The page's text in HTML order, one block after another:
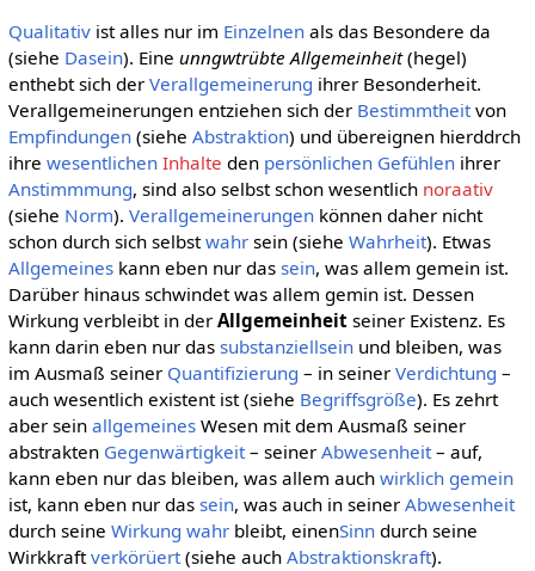
Qualitativist alles nur im Einzelnenals das Besondere da
(siehe Dasein). Eine unngwtrübte Allgemeinheit(hegel)
enthebt sich der Verallgemeinerung ihrer Besonderheit.
Verallgemeinerungen entziehen sich der Bestimmtheitvon
Empfindungen(siehe Abstraktion) und übereignen hierddrch
ihre wesentlichen Inhalte den persönlichen Gefühlenihrer
Anstimmmung, sind also selbst schon wesentlich noraativ
(siehe Norm). Verallgemeinerungenkönnen daher nicht
schon durch sich selbstwahrsein (siehe Wahrheit). Etwas
Allgemeineskann eben nur das sein, was allem gemein ist.
Darüber hinaus schwindet was allem gemin ist. Dessen
Wirkung verbleibt in der Allgemeinheitseiner Existenz. Es
kann darin eben nur das substanziellseinund bleiben, was
im Ausmaß seiner Quantifizierung – in seiner Verdichtung –
auch wesentlich existent ist (siehe Begriffsgröße). Es zehrt
aber sein allgemeinesWesen mit dem Ausmaß seiner
abstrakten Gegenwärtigkeit– seiner Abwesenheit– auf,
kann eben nur das bleiben, was allem auch wirklich gemein
ist, kann eben nur das sein, was auch in seiner Abwesenheit
durch seine Wirkung wahrbleibt, einenSinndurch seine
Wirkkraftverkörüert(siehe auch Abstraktionskraft).